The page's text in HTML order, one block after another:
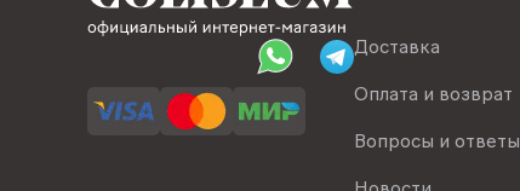
Доставка
Оплата и возврат
Вопросы и ответы